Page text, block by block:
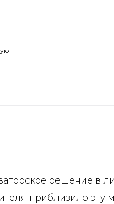
решение в
приблизило эту